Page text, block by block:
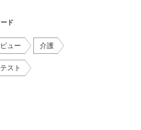
ド
ュー 介護
スト